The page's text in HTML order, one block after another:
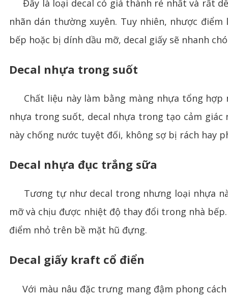
Đây là loại decal có giá thành rẻ nhất và rất
nhãn dán thường xuyên. Tuy nhiên, nhược
bếp hoặc bị dính dầu mỡ, decal giấy sẽ nhanh
Decal nhựa trong suốt
Chất liệu này làm bằng màng nhựa tổng hợp
nhựa trong suốt, decal nhựa trong tạo cảm
này chống nước tuyệt đối, không sợ bị rách hay
Decal nhựa đục trắng sữa
Tương tự như decal trong nhưng loại nhựa
mỡ và chịu được nhiệt độ thay đổi trong nhà
điểm nhỏ trên bề mặt hũ đựng.
Decal giấy kraft cổ điển
Với màu nâu đặc trưng mang đậm phong